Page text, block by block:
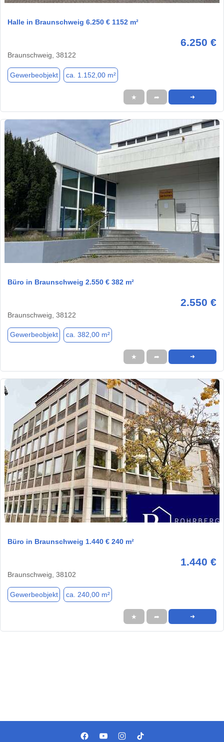
Halle in Braunschweig 6.250 € 1152 m²
6.250 €
Braunschweig, 38122
Gewerbeobjekt ca. 1.152,00 m²
★ ➦ ➜
1 / 1
Büro in Braunschweig 2.550 € 382 m²
2.550 €
Braunschweig, 38122
Gewerbeobjekt ca. 382,00 m²
★ ➦ ➜
1 / 1
Büro in Braunschweig 1.440 € 240 m²
1.440 €
Braunschweig, 38102
Gewerbeobjekt ca. 240,00 m²
★ ➦ ➜